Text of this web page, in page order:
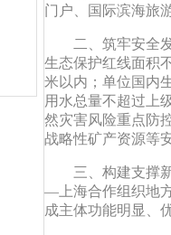
门户、国际滨海旅
二、筑牢安全
生态保护红线面积
米以内；单位国内
用水总量不超过上
然灾害风险重点防
战略性矿产资源等
三、构建支撑
—上海合作组织地
成主体功能明显、